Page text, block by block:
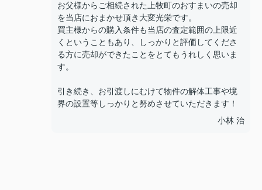
お父様からご相続された上牧町のおすまいの売却
を当店におまかせ頂き大変光栄です。
買主様からの購入条件も当店の査定範囲の上限近
くということもあり、しっかりと評価してくださ
る方に売却ができたことをとてもうれしく思いま
す。
引き続き、お引渡しにむけて物件の解体工事や境
界の設置等しっかりと努めさせていただきます！
小林 治